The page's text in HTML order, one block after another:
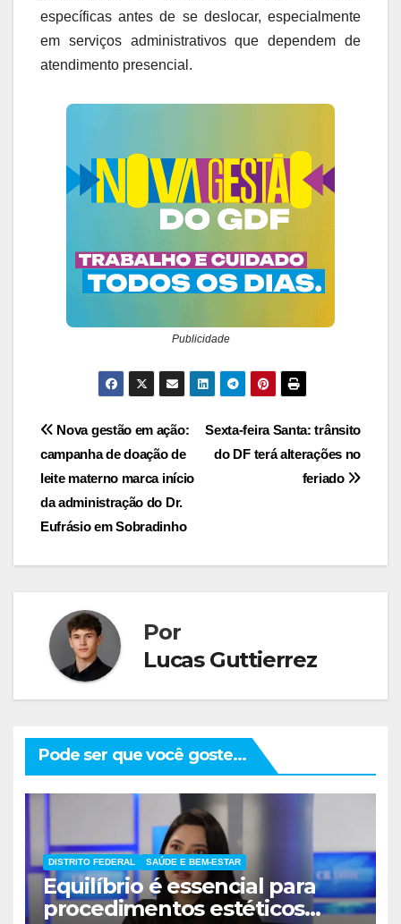
específicas antes de se deslocar, especialmente
em serviços administrativos que dependem de
atendimento presencial.
Publicidade
Navegação
de
Post
Sexta-feira Santa: trânsito
do DF terá alterações no
feriado
Nova gestão em ação:
campanha de doação de
leite materno marca início
da administração do Dr.
Eufrásio em Sobradinho
Por
Lucas Guttierrez
Pode ser que você goste...
DISTRITO FEDERAL SAÚDE E BEM-ESTAR
Equilíbrio é essencial para
procedimentos estéticos